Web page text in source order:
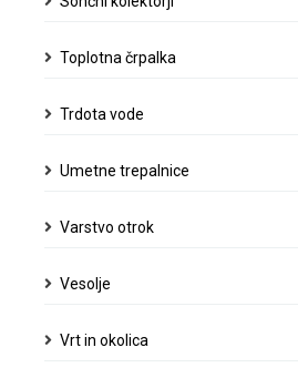
Toplotna črpalka
Trdota vode
Umetne trepalnice
Varstvo otrok
Vesolje
Vrt in okolica